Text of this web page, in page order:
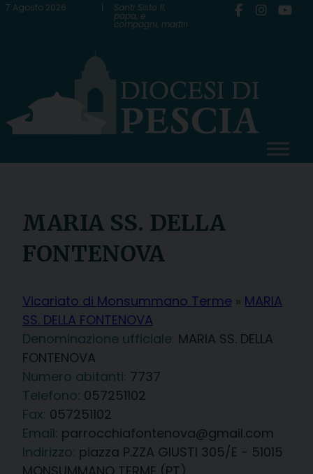
Skip
7 Agosto 2026 Santi Sisto II,
papa, e
compagni, martiri
MARIA SS. DELLA
FONTENOVA
Vicariato di Monsummano Terme » MARIA
SS. DELLA FONTENOVA
Denominazione ufficiale: MARIA SS. DELLA
FONTENOVA
7737
Telefono: 057251102
Fax: 057251102
Email: parrocchiafontenova@gmail.com
Indirizzo: piazza P.ZZA GIUSTI 305/E - 51015